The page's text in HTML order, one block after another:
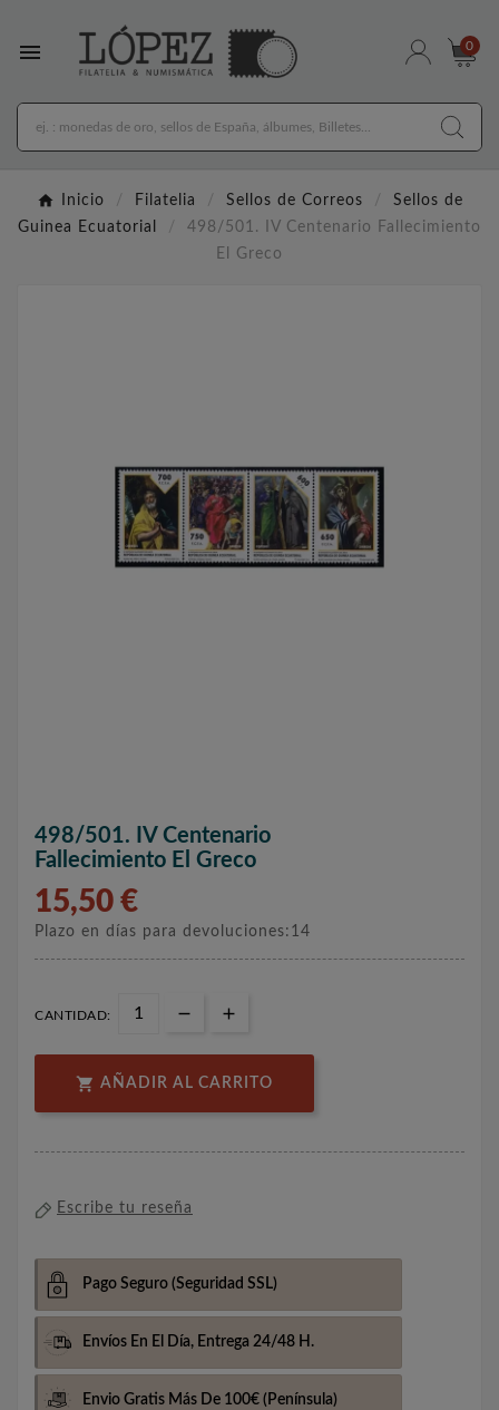
 0
Inicio Filatelia Sellos de Correos
Sellos de
Guinea Ecuatorial
498/501. IV Centenario Fallecimiento
El Greco
498/501. IV Centenario
Fallecimiento El Greco
15,50 €
Plazo en días para devoluciones:14
CANTIDAD:
 AÑADIR AL CARRITO
Escribe tu reseña
Pago Seguro (Seguridad SSL)
Envíos En El Día, Entrega 24/48 H.
Envio Gratis Más De 100€ (Península)